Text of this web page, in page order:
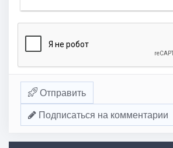
Отправить
Подписаться на комментарии